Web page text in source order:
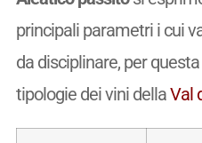
principali parametri i cui
da disciplinare, per
tipologie dei vini dellaVal